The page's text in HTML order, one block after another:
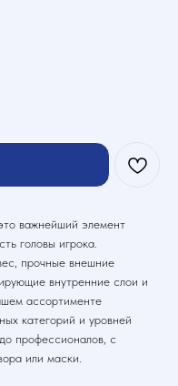
важнейший элемент
головы игрока.
прочные внешние
внутренние слои и
ассортименте
категорий и уровней
профессионалов, с
или маски.